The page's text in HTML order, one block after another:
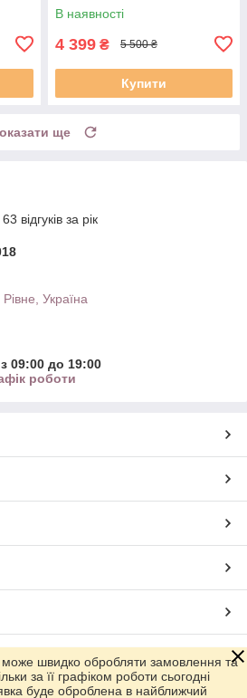
В наявності
4 399 ₴ 5 500 ₴
Купити
ще
відгуків за рік
Україна
09:00 до 19:00
роботи
Prom.ua
може швидко обробляти замовлення та
за її графіком роботи сьогодні
буде оброблена в найближчий